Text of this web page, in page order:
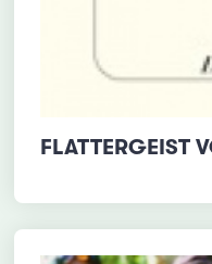
FLATTERGEIST